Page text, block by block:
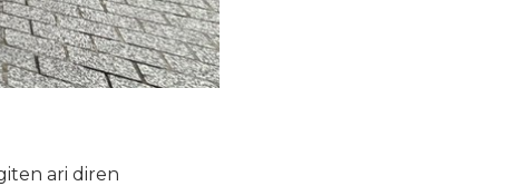
ari diren